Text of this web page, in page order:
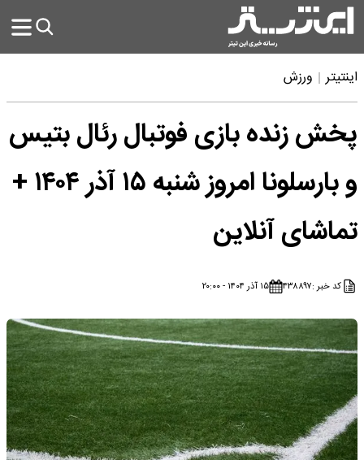
اینتیتر ورزش
پخش زنده بازی فوتبال رئال بتیس
و بارسلونا امروز شنبه ۱۵ آذر ۱۴۰۴ +
تماشای آنلاین
کد خبر :۴۳۸۸۹۷ ۱۵ آذر ۱۴۰۴ - ۲۰:۰۰